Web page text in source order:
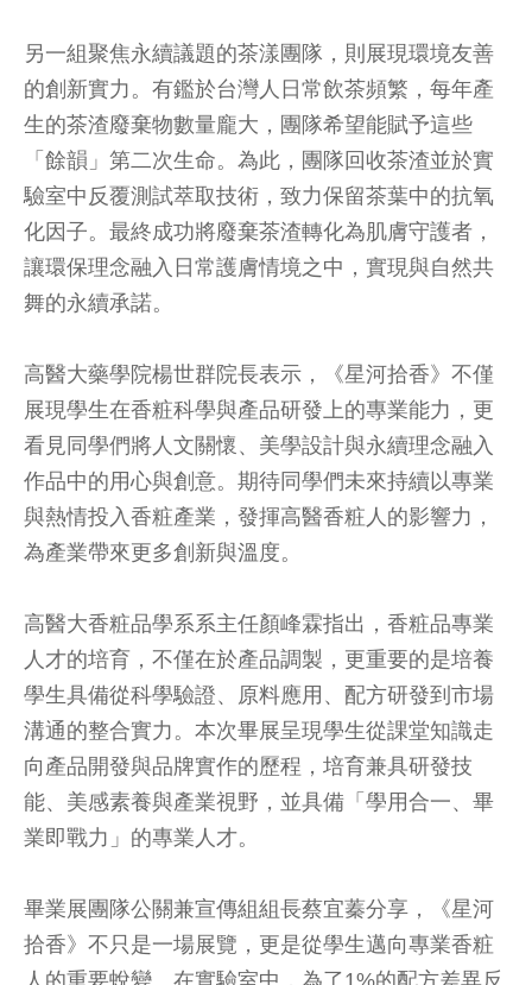
另一組聚焦永續議題的茶漾團隊，則展現環境友善
的創新實力。有鑑於台灣人日常飲茶頻繁，每年產
生的茶渣廢棄物數量龐大，團隊希望能賦予這些
「餘韻」第二次生命。為此，團隊回收茶渣並於實
驗室中反覆測試萃取技術，致力保留茶葉中的抗氧
化因子。最終成功將廢棄茶渣轉化為肌膚守護者，
讓環保理念融入日常護膚情境之中，實現與自然共
舞的永續承諾。
高醫大藥學院楊世群院長表示，《星河拾香》不僅
展現學生在香粧科學與產品研發上的專業能力，更
看見同學們將人文關懷、美學設計與永續理念融入
作品中的用心與創意。期待同學們未來持續以專業
與熱情投入香粧產業，發揮高醫香粧人的影響力，
為產業帶來更多創新與溫度。
高醫大香粧品學系系主任顏峰霖指出，香粧品專業
人才的培育，不僅在於產品調製，更重要的是培養
學生具備從科學驗證、原料應用、配方研發到市場
溝通的整合實力。本次畢展呈現學生從課堂知識走
向產品開發與品牌實作的歷程，培育兼具研發技
能、美感素養與產業視野，並具備「學用合一、畢
業即戰力」的專業人才。
畢業展團隊公關兼宣傳組組長蔡宜蓁分享，《星河
拾香》不只是一場展覽，更是從學生邁向專業香粧
人的重要蛻變。在實驗室中，為了1%的配方差異反